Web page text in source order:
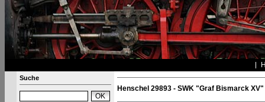
Suche
Henschel 29893 - SWK "Graf Bismarck XV"